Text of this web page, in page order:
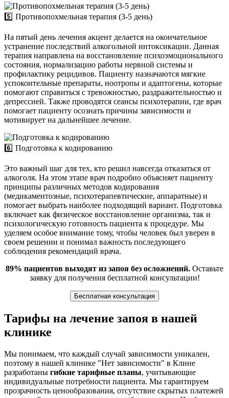
5️⃣ Противопохмельная терапия (3-5 день)
На пятый день лечения акцент делается на окончательное
устранение последствий алкогольной интоксикации. Данная
терапия направлена на восстановление психоэмоционального
состояния, нормализацию работы нервной системы и
профилактику рецидивов. Пациенту назначаются мягкие
успокоительные препараты, ноотропы и адаптогены, которые
помогают справиться с тревожностью, раздражительностью и
депрессией. Также проводятся сеансы психотерапии, где врач
помогает пациенту осознать причины зависимости и
мотивирует на дальнейшее лечение.
6️⃣ Подготовка к кодированию
Это важный шаг для тех, кто решил навсегда отказаться от
алкоголя. На этом этапе врач подробно объясняет пациенту
принципы различных методов кодирования
(медикаментозные, психотерапевтические, аппаратные) и
помогает выбрать наиболее подходящий вариант. Подготовка
включает как физическое восстановление организма, так и
психологическую готовность пациента к процедуре. Мы
уделяем особое внимание тому, чтобы человек был уверен в
своем решении и понимал важность последующего
соблюдения рекомендаций врача.
89% пациентов выходят из запоя без осложнений. Оставьте
заявку для получения бесплатной консультации!
Бесплатная консультация
Тарифы на лечение запоя в нашей
клинике
Мы понимаем, что каждый случай зависимости уникален,
поэтому в нашей клинике "Нет зависимости" в Клине
разработаны гибкие тарифные планы, учитывающие
индивидуальные потребности пациента. Мы гарантируем
прозрачность ценообразования, отсутствие скрытых платежей